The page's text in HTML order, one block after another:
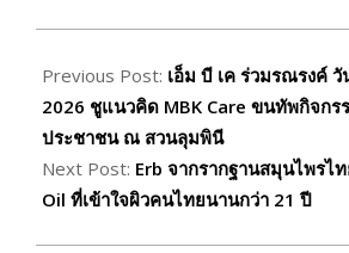
06-
15
Previous Post: เอ็ม บี เค ร่วมรณรงค์
2026 ชูแนวคิด MBK Care ขนทัพกิจกร
ประชาชน ณ สวนลุมพินี
Next Post: Erb จากรากฐานสมุนไพรไ
Oil ที่เข้าใจผิวคนไทยนานกว่า 21 ปี